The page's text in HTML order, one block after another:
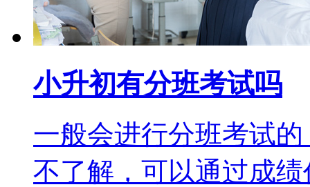
小升初有分班考试吗
一般会进行分班考试
不了解，可以通过成